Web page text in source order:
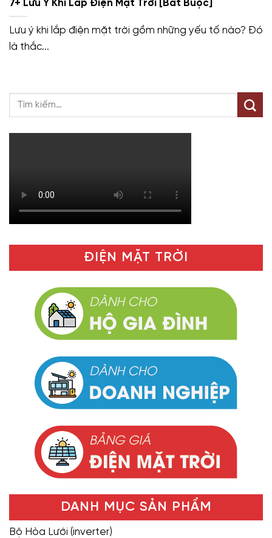
7+ Lưu Ý Khi Lắp Điện Mặt Trời [Bắt Buộc]
Lưu ý khi lắp điện mặt trời gồm những yếu tố nào? Đó
là thắc...
ĐIỆN MẶT TRỜI
DANH MỤC SẢN PHẨM
Bộ Hòa Lưới (inverter)